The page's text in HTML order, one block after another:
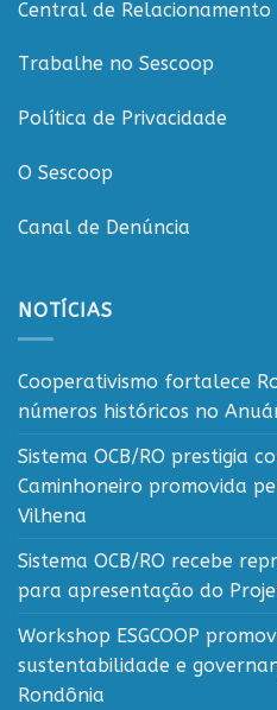
Central de Relacionamento
Trabalhe no Sescoop
Política de Privacidade
O Sescoop
Canal de Denúncia
NOTÍCIAS
Cooperativismo fortalece
números históricos no
Sistema OCB/RO prestigia
Caminhoneiro promovida
Vilhena
Sistema OCB/RO recebe
para apresentação do
Workshop ESGCOOP
sustentabilidade e
Rondônia